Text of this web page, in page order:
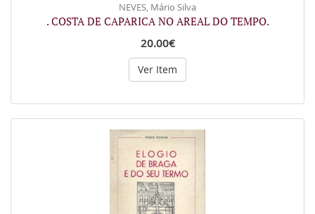
NEVES, Mário Silva
. COSTA DE CAPARICA NO AREAL DO TEMPO.
20.00€
Ver Item